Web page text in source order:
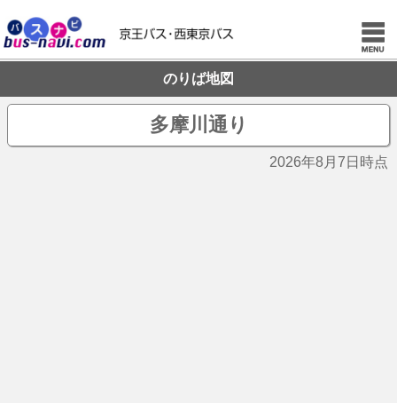
のりば地図
多摩川通り
2026年8月7日時点